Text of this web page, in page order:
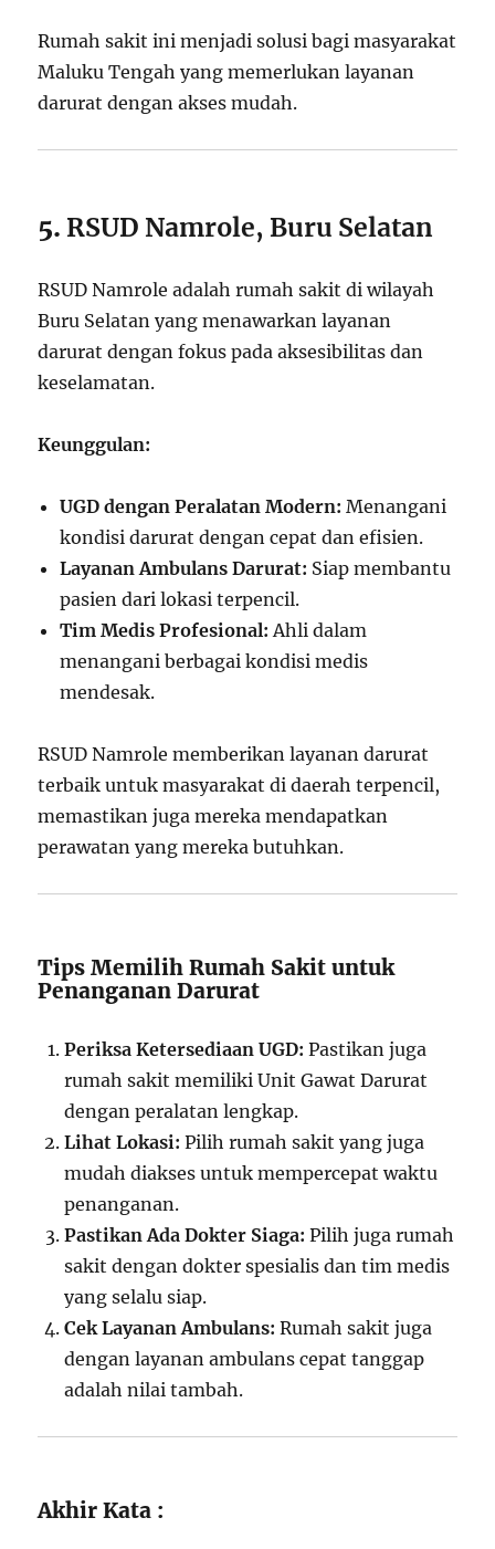
Rumah sakit ini menjadi solusi bagi masyarakat
Maluku Tengah yang memerlukan layanan
darurat dengan akses mudah.
5.RSUD Namrole, Buru Selatan
RSUD Namrole adalah rumah sakit di wilayah
Buru Selatan yang menawarkan layanan
darurat dengan fokus pada aksesibilitas dan
keselamatan.
Keunggulan:
UGD dengan Peralatan Modern: Menangani
kondisi darurat dengan cepat dan efisien.
Layanan Ambulans Darurat: Siap membantu
pasien dari lokasi terpencil.
Tim Medis Profesional: Ahli dalam
menangani berbagai kondisi medis
mendesak.
RSUD Namrole memberikan layanan darurat
terbaik untuk masyarakat di daerah terpencil,
memastikan juga mereka mendapatkan
perawatan yang mereka butuhkan.
Tips Memilih Rumah Sakit untuk
Penanganan Darurat
Periksa Ketersediaan UGD: Pastikan juga
rumah sakit memiliki Unit Gawat Darurat
dengan peralatan lengkap.
Lihat Lokasi: Pilih rumah sakit yang juga
mudah diakses untuk mempercepat waktu
penanganan.
Pastikan Ada Dokter Siaga: Pilih juga rumah
sakit dengan dokter spesialis dan tim medis
yang selalu siap.
Cek Layanan Ambulans: Rumah sakit juga
dengan layanan ambulans cepat tanggap
adalah nilai tambah.
Akhir Kata :